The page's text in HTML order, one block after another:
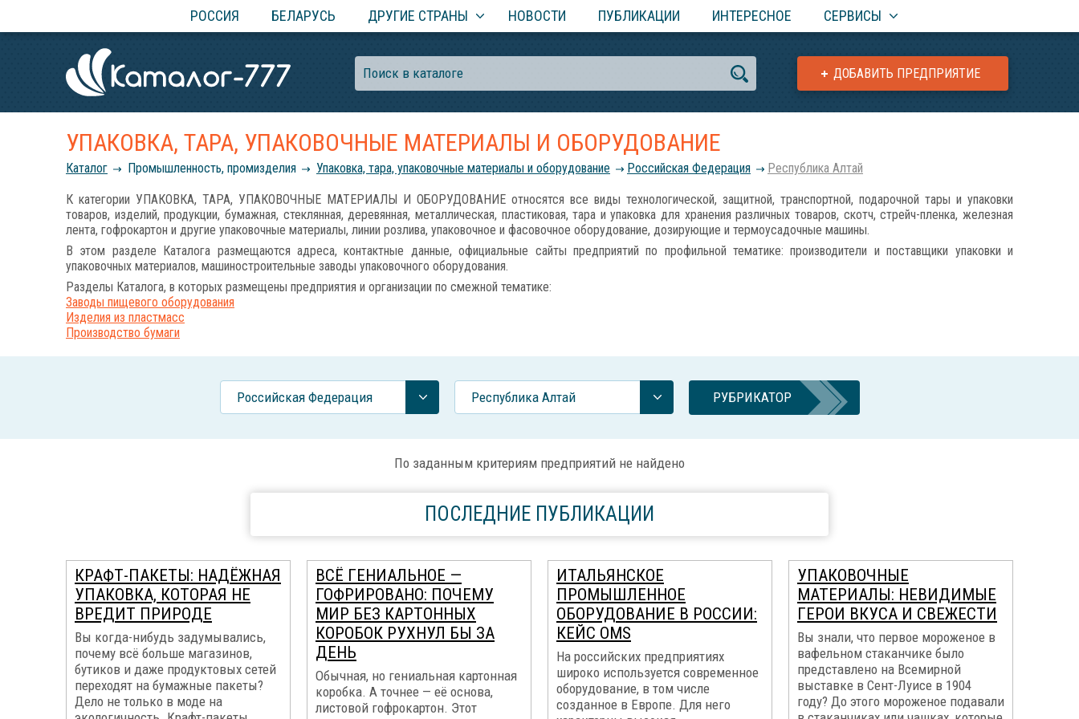
РОССИЯ БЕЛАРУСЬ ДРУГИЕ СТРАНЫ НОВОСТИ ПУБЛИКАЦИИ ИНТЕРЕСНОЕ СЕРВИСЫ
ДОБАВИТЬ ПРЕДПРИЯТИЕ
УПАКОВКА, ТАРА, УПАКОВОЧНЫЕ МАТЕРИАЛЫ И ОБОРУДОВАНИЕ
Каталог Промышленность, промизделия Упаковка, тара, упаковочные материалы и оборудование Российcкая Федерация Республика Алтай
К категории УПАКОВКА, ТАРА, УПАКОВОЧНЫЕ МАТЕРИАЛЫ И ОБОРУДОВАНИЕ относятся все виды технологической, защитной, транспортной, подарочной тары и упаковки
товаров, изделий, продукции, бумажная, стеклянная, деревянная, металлическая, пластиковая, тара и упаковка для хранения различных товаров, скотч, стрейч-пленка, железная
лента, гофрокартон и другие упаковочные материалы, линии розлива, упаковочное и фасовочное оборудование, дозирующие и термоусадочные машины.
В этом разделе Каталога размещаются адреса, контактные данные, официальные сайты предприятий по профильной тематике: производители и поставщики упаковки и
упаковочных материалов, машиностроительные заводы упаковочного оборудования.
Разделы Каталога, в которых размещены предприятия и организации по смежной тематике:
Заводы пищевого оборудования
Изделия из пластмасс
Производство бумаги
Российcкая Федерация Республика Алтай РУБРИКАТОР
По заданным критериям предприятий не найдено
ПОСЛЕДНИЕ ПУБЛИКАЦИИ
КРАФТ-ПАКЕТЫ: НАДЁЖНАЯ
УПАКОВКА, КОТОРАЯ НЕ
ВРЕДИТ ПРИРОДЕ
Вы когда-нибудь задумывались,
почему всё больше магазинов,
бутиков и даже продуктовых сетей
переходят на бумажные пакеты?
Дело не только в моде на
ВСЁ ГЕНИАЛЬНОЕ —
ГОФРИРОВАНО: ПОЧЕМУ
МИР БЕЗ КАРТОННЫХ
КОРОБОК РУХНУЛ БЫ ЗА
ДЕНЬ
Обычная, но гениальная картонная
коробка. А точнее — её основа,
листовой гофрокартон. Этот
ИТАЛЬЯНСКОЕ
ПРОМЫШЛЕННОЕ
ОБОРУДОВАНИЕ В РОССИИ:
КЕЙС OMS
На российских предприятиях
широко используется современное
оборудование, в том числе
созданное в Европе. Для него
УПАКОВОЧНЫЕ
МАТЕРИАЛЫ: НЕВИДИМЫЕ
ГЕРОИ ВКУСА И СВЕЖЕСТИ
Вы знали, что первое мороженое в
вафельном стаканчике было
представлено на Всемирной
выставке в Сент-Луисе в 1904
году? До этого мороженое подавали